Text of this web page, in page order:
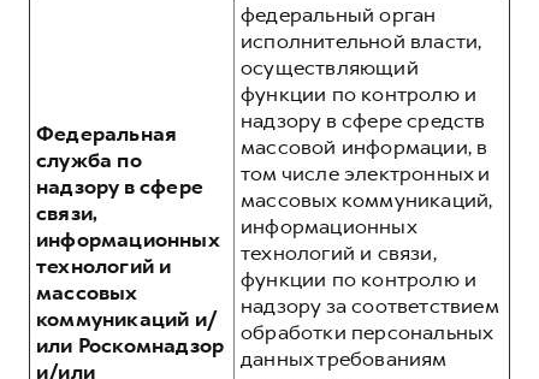
Федеральная
служба по
надзору в сфере
связи,
информационных
технологий и
массовых
коммуникаций и/
или Роскомнадзор
и/или
федеральный орган
исполнительной власти,
осуществляющий
функции по контролю и
надзору в сфере средств
массовой информации, в
том числе электронных и
массовых коммуникаций,
информационных
технологий и связи,
функции по контролю и
надзору за соответствием
обработки персональных
данных требованиям